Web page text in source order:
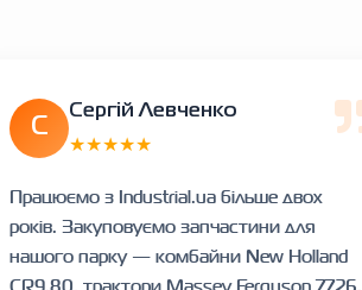
С
Сергій Левченко
★★★★★
Працюємо з Industrial.ua більше двох
років. Закуповуємо запчастини для
нашого парку — комбайни New Holland